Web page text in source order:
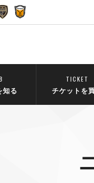
知る
TICKET
チケットを